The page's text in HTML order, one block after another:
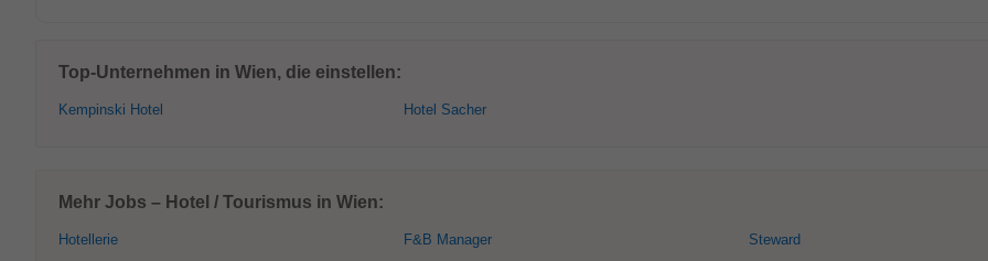
Top-Unternehmen in Wien, die einstellen:
Kempinski Hotel Hotel Sacher
Mehr Jobs – Hotel / Tourismus in Wien:
Hotellerie
F&B Manager
Steward